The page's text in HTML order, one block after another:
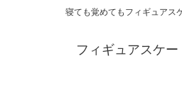
寝ても覚めてもフィギュアス
フィギュアスケ